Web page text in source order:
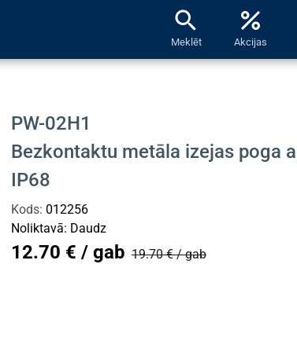
search
Meklēt
percent
Akcijas
PW-02H1
Bezkontaktu metāla izejas poga
IP68
Kods: 012256
Noliktavā: Daudz
12.70 € / gab 19.70 € / gab